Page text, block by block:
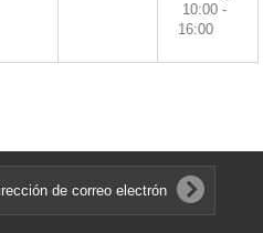
10:00 -
16:00